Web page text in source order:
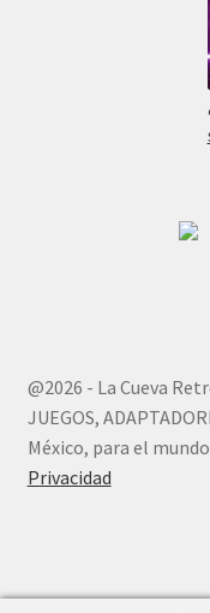
@2026 - La Cueva
JUEGOS,
México, para el
Privacidad